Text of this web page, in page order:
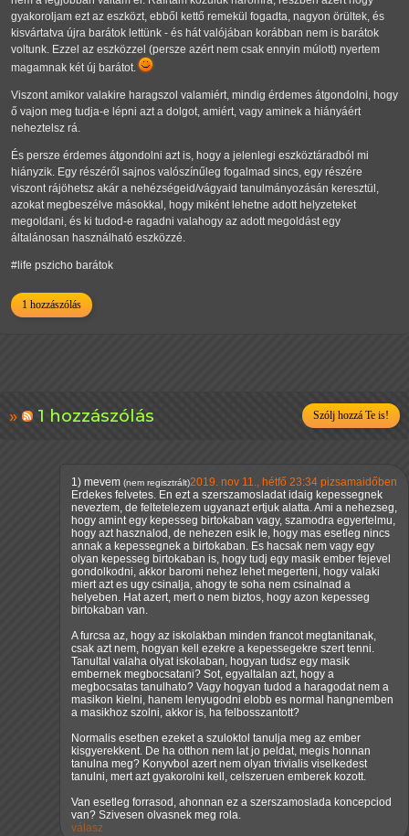
gyakoroljam ezt az eszközt, ebből kettő remekül fogadta, nagyon örültek, és
kisvártatva újra barátok lettünk - és hát valójában korábban nem is barátok
voltunk. Ezzel az eszközzel (persze azért nem csak ennyin múlott) nyertem
magamnak két új barátot.
Viszont amikor valakire haragszol valamiért, mindig érdemes átgondolni, hogy
ő vajon meg tudja-e lépni azt a dolgot, amiért, vagy aminek a hiányáért
neheztelsz rá.
És persze érdemes átgondolni azt is, hogy a jelenlegi eszköztáradból mi
hiányzik. Egy részéről sajnos valószínűleg fogalmad sincs, egy részére
viszont rájöhetsz akár a nehézségeid/vágyaid tanulmányozásán keresztül,
azokat megbeszélve másokkal, hogy miként lehetne adott helyzeteket
megoldani, és ki tudod-e ragadni valahogy az adott megoldást egy
általánosan használható eszközzé.
#life pszicho barátok
1 hozzászólás
1 hozzászólás Szólj hozzá Te is!
1) mevem (nem regisztrált)2019. nov 11., hétfő 23:34 pizsamaidőben
Erdekes felvetes. En ezt a szerszamosladat idaig kepessegnek
neveztem, de feltetelezem ugyanazt ertjuk alatta. Ami a nehezseg,
hogy amint egy kepesseg birtokaban vagy, szamodra egyertelmu,
hogy azt hasznalod, de nehezen esik le, hogy mas esetleg nincs
annak a kepessegnek a birtokaban. Es hacsak nem vagy egy
olyan kepesseg birtokaban is, hogy tudj egy masik ember fejevel
gondolkodni, akkor baromi nehez lehet megerteni, hogy valaki
miert azt es ugy csinalja, ahogy te soha nem csinalnad a
helyeben. Hat azert, mert o nem biztos, hogy azon kepesseg
birtokaban van.
A furcsa az, hogy az iskolakban minden francot megtanitanak,
csak azt nem, hogyan kell ezekre a kepessegekre szert tenni.
Tanultal valaha olyat iskolaban, hogyan tudsz egy masik
embernek megbocsatani? Sot, egyaltalan azt, hogy a
megbocsatas tanulhato? Vagy hogyan tudod a haragodat nem a
masikon kielni, hanem lenyugodni elobb es normal hangnemben
a masikhoz szolni, akkor is, ha felbosszantott?
Normalis esetben ezeket a szuloktol tanulja meg az ember
kisgyerekkent. De ha otthon nem lat jo peldat, megis honnan
tanulna meg? Konyvbol azert nem olyan trivialis viselkedest
tanulni, mert azt gyakorolni kell, celszeruen emberek kozott.
Van esetleg forrasod, ahonnan ez a szerszamoslada koncepciod
van? Szivesen olvasnek meg rola.
válasz